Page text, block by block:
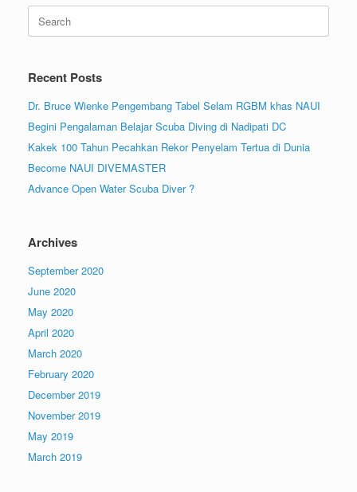
Search
for:
Recent Posts
Dr. Bruce Wienke Pengembang Tabel Selam RGBM khas NAUI
Begini Pengalaman Belajar Scuba Diving di Nadipati DC
Kakek 100 Tahun Pecahkan Rekor Penyelam Tertua di Dunia
Become NAUI DIVEMASTER
Advance Open Water Scuba Diver ?
Archives
September 2020
June 2020
May 2020
April 2020
March 2020
February 2020
December 2019
November 2019
May 2019
March 2019